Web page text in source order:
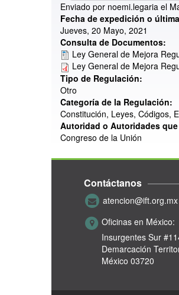
Enviado por noemi.legaria el
Fecha de expedición o
Jueves, 20 Mayo, 2021
Consulta de Documentos:
Ley General de Mejora
Ley General de Mejora
Tipo de Regulación:
Otro
Categoría de la Regulación:
Constitución, Leyes, Códigos,
Autoridad o Autoridades
Congreso de la Unión
Contáctanos
atencion@ift.org.mx
Oficinas en México:
Insurgentes Sur
Demarcación
México 03720